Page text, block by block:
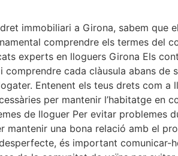
immobiliari a Girona, sabem que
comprendre els termes del
experts en lloguers Girona Els
cada clàusula abans de
Entenent els teus drets com a
per mantenir l’habitatge en
de lloguer Per evitar problemes
mantenir una bona relació amb el
és important